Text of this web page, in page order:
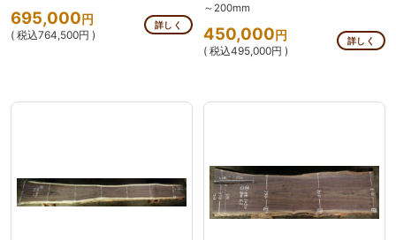
695,000円
( 税込764,500円 )
詳しく
～200mm
450,000円
( 税込495,000円 )
詳しく